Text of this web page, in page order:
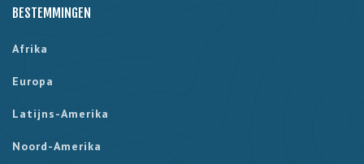
BESTEMMINGEN
Afrika
Europa
Latijns-Amerika
Noord-Amerika